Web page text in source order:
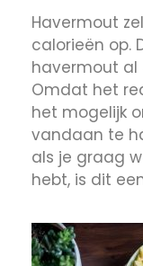
Havermout
calorieën op.
havermout al
Omdat het
het mogelijk
vandaan te
als je graag
hebt, is dit